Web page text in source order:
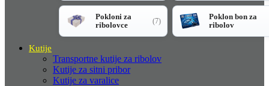
Pokloni za
ribolovce
(7)
Poklon bon za
ribolov
Kutije
Transportne kutije za ribolov
Kutije za sitni pribor
Kutije za varalice